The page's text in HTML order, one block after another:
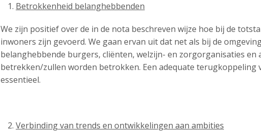
Betrokkenheid belanghebbenden
We zijn positief over de in de nota beschreven wijze hoe bij de
inwoners zijn gevoerd. We gaan ervan uit dat net als bij de
belanghebbende burgers, cliënten, welzijn- en zorgorganisaties
betrekken/zullen worden betrokken. Een adequate
essentieel.
Verbinding van trends en ontwikkelingen aan ambities